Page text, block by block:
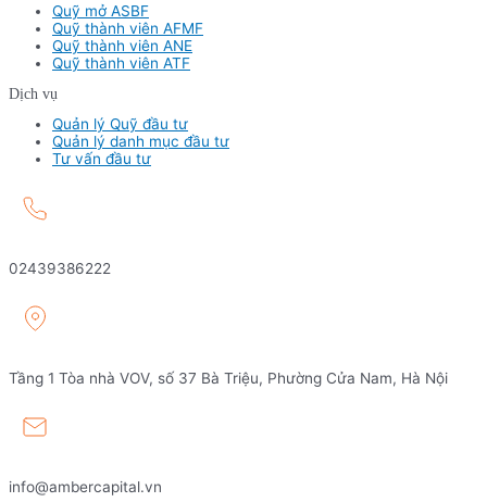
Quỹ mở ASBF
Quỹ thành viên AFMF
Quỹ thành viên ANE
Quỹ thành viên ATF
Dịch vụ
Quản lý Quỹ đầu tư
Quản lý danh mục đầu tư
Tư vấn đầu tư
02439386222
Tầng 1 Tòa nhà VOV, số 37 Bà Triệu, Phường Cửa Nam, Hà Nội
info@ambercapital.vn